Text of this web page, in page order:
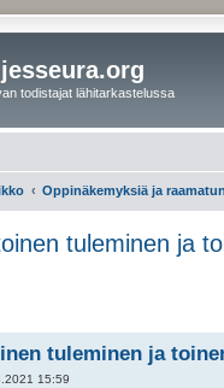
todistajat lähitarkastelussa
Oppinäkemyksiä ja
tuleminen ja
tuleminen ja
15:59